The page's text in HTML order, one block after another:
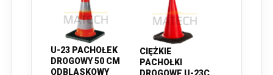
U-23 PACHOŁEK
DROGOWY 50 CM
ODBLASKOWY
CIĘŻKIE
PACHOŁKI